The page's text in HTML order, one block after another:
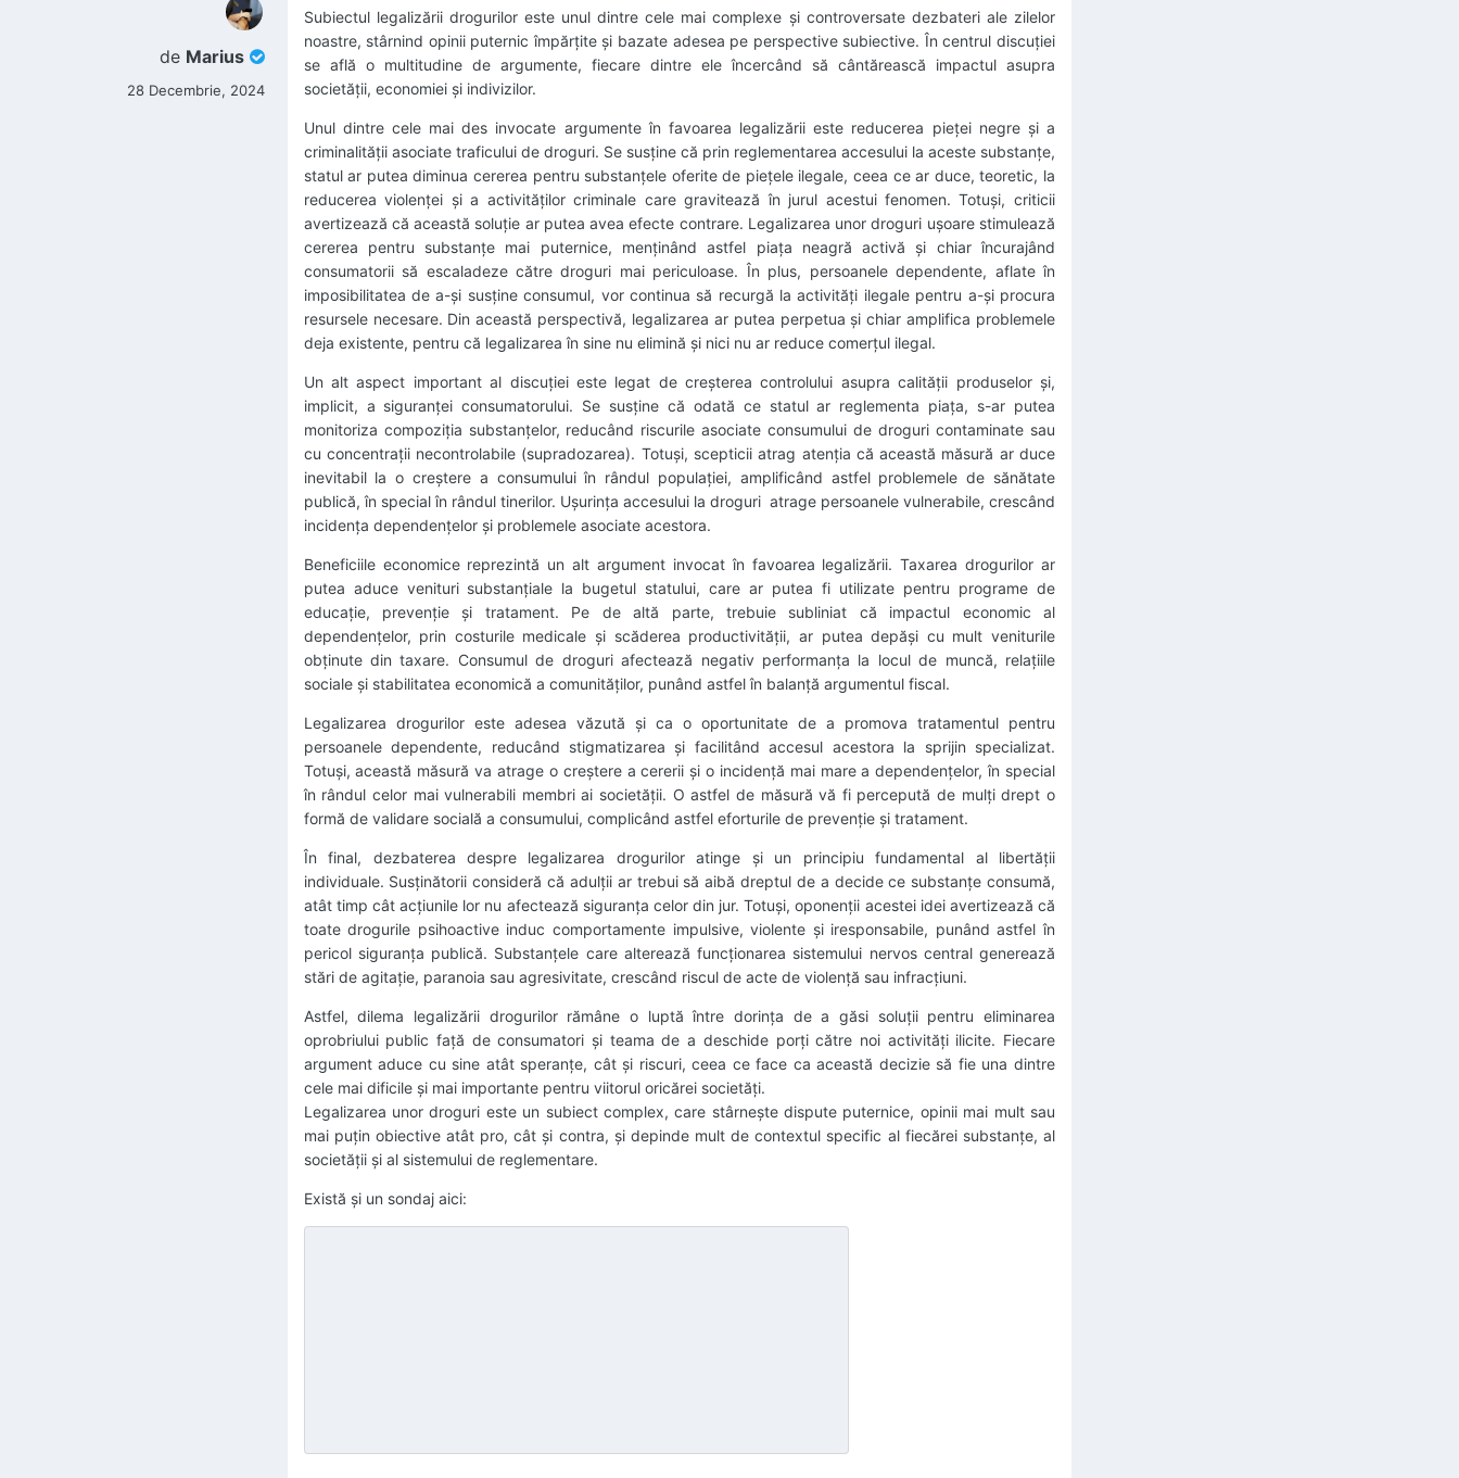
de Marius
28 Decembrie, 2024
Subiectul legalizării drogurilor este unul dintre cele mai complexe și controversate dezbateri ale zilelor
noastre, stârnind opinii puternic împărțite și bazate adesea pe perspective subiective. În centrul discuției
se află o multitudine de argumente, fiecare dintre ele încercând să cântărească impactul asupra
societății, economiei și indivizilor.
Unul dintre cele mai des invocate argumente în favoarea legalizării este reducerea pieței negre și a
criminalității asociate traficului de droguri. Se susține că prin reglementarea accesului la aceste substanțe,
statul ar putea diminua cererea pentru substanțele oferite de piețele ilegale, ceea ce ar duce, teoretic, la
reducerea violenței și a activităților criminale care gravitează în jurul acestui fenomen. Totuși, criticii
avertizează că această soluție ar putea avea efecte contrare. Legalizarea unor droguri ușoare stimulează
cererea pentru substanțe mai puternice, menținând astfel piața neagră activă și chiar încurajând
consumatorii să escaladeze către droguri mai periculoase. În plus, persoanele dependente, aflate în
imposibilitatea de a-și susține consumul, vor continua să recurgă la activități ilegale pentru a-și procura
resursele necesare. Din această perspectivă, legalizarea ar putea perpetua și chiar amplifica problemele
deja existente, pentru că legalizarea în sine nu elimină și nici nu ar reduce comerțul ilegal.
Un alt aspect important al discuției este legat de creșterea controlului asupra calității produselor și,
implicit, a siguranței consumatorului. Se susține că odată ce statul ar reglementa piața, s-ar putea
monitoriza compoziția substanțelor, reducând riscurile asociate consumului de droguri contaminate sau
cu concentrații necontrolabile (supradozarea). Totuși, scepticii atrag atenția că această măsură ar duce
inevitabil la o creștere a consumului în rândul populației, amplificând astfel problemele de sănătate
publică, în special în rândul tinerilor. Ușurința accesului la droguri atrage persoanele vulnerabile, crescând
incidența dependențelor și problemele asociate acestora.
Beneficiile economice reprezintă un alt argument invocat în favoarea legalizării. Taxarea drogurilor ar
putea aduce venituri substanțiale la bugetul statului, care ar putea fi utilizate pentru programe de
educație, prevenție și tratament. Pe de altă parte, trebuie subliniat că impactul economic al
dependențelor, prin costurile medicale și scăderea productivității, ar putea depăși cu mult veniturile
obținute din taxare. Consumul de droguri afectează negativ performanța la locul de muncă, relațiile
sociale și stabilitatea economică a comunităților, punând astfel în balanță argumentul fiscal.
Legalizarea drogurilor este adesea văzută și ca o oportunitate de a promova tratamentul pentru
persoanele dependente, reducând stigmatizarea și facilitând accesul acestora la sprijin specializat.
Totuși, această măsură va atrage o creștere a cererii și o incidență mai mare a dependențelor, în special
în rândul celor mai vulnerabili membri ai societății. O astfel de măsură vă fi percepută de mulți drept o
formă de validare socială a consumului, complicând astfel eforturile de prevenție și tratament.
În final, dezbaterea despre legalizarea drogurilor atinge și un principiu fundamental al libertății
individuale. Susținătorii consideră că adulții ar trebui să aibă dreptul de a decide ce substanțe consumă,
atât timp cât acțiunile lor nu afectează siguranța celor din jur. Totuși, oponenții acestei idei avertizează că
toate drogurile psihoactive induc comportamente impulsive, violente și iresponsabile, punând astfel în
pericol siguranța publică. Substanțele care alterează funcționarea sistemului nervos central generează
stări de agitație, paranoia sau agresivitate, crescând riscul de acte de violență sau infracțiuni.
Astfel, dilema legalizării drogurilor rămâne o luptă între dorința de a găsi soluții pentru eliminarea
oprobriului public față de consumatori și teama de a deschide porți către noi activități ilicite. Fiecare
argument aduce cu sine atât speranțe, cât și riscuri, ceea ce face ca această decizie să fie una dintre
cele mai dificile și mai importante pentru viitorul oricărei societăți.
Legalizarea unor droguri este un subiect complex, care stârnește dispute puternice, opinii mai mult sau
mai puțin obiective atât pro, cât și contra, și depinde mult de contextul specific al fiecărei substanțe, al
societății și al sistemului de reglementare.
Există și un sondaj aici: